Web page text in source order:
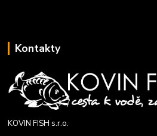
Kontakty
KOVIN FISH s.r.o.